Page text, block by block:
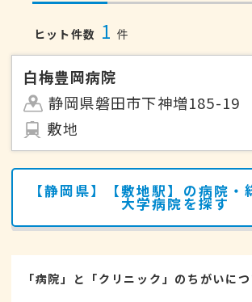
ヒット件数 1 件
白梅豊岡病院
静岡県磐田市下神増185-19
敷地
【静岡県】【敷地駅】の病院・
大学病院を探す
「病院」と「クリニック」のちがいに